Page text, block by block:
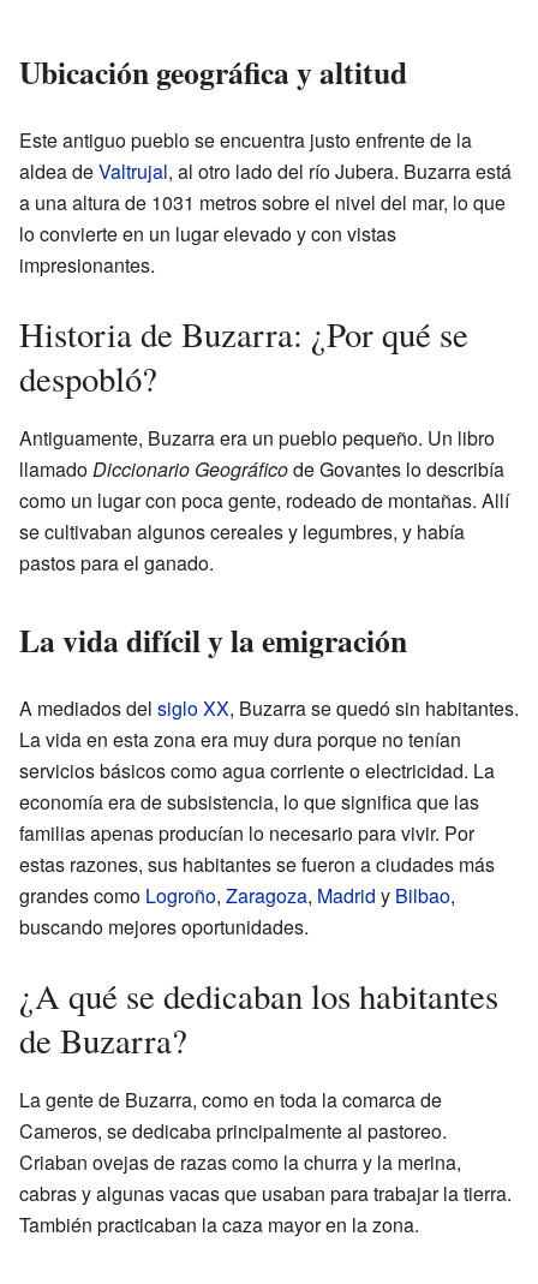
Ubicación geográfica y altitud
Este antiguo pueblo se encuentra justo enfrente de la
aldea deValtrujal, al otro lado del río Jubera. Buzarra está
a una altura de 1031 metros sobre el nivel del mar, lo que
lo convierte en un lugar elevado y con vistas
impresionantes.
Historia de Buzarra: ¿Por qué se
despobló?
Antiguamente, Buzarra era un pueblo pequeño. Un libro
llamadoDiccionario Geográficode Govantes lo describía
como un lugar con poca gente, rodeado de montañas. Allí
se cultivaban algunos cereales y legumbres, y había
pastos para el ganado.
La vida difícil y la emigración
A mediados del siglo XX, Buzarra se quedó sin habitantes.
La vida en esta zona era muy dura porque no tenían
servicios básicos como agua corriente o electricidad. La
economía era de subsistencia, lo que significa que las
familias apenas producían lo necesario para vivir. Por
estas razones, sus habitantes se fueron a ciudades más
grandes como Logroño, Zaragoza, Madrid y Bilbao,
buscando mejores oportunidades.
¿A qué se dedicaban los habitantes
de Buzarra?
La gente de Buzarra, como en toda la comarca de
Cameros, se dedicaba principalmente al pastoreo.
Criaban ovejas de razas como la churra y la merina,
cabras y algunas vacas que usaban para trabajar la tierra.
También practicaban la caza mayor en la zona.